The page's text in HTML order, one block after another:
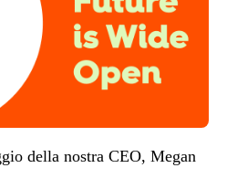
della nostra CEO, Megan